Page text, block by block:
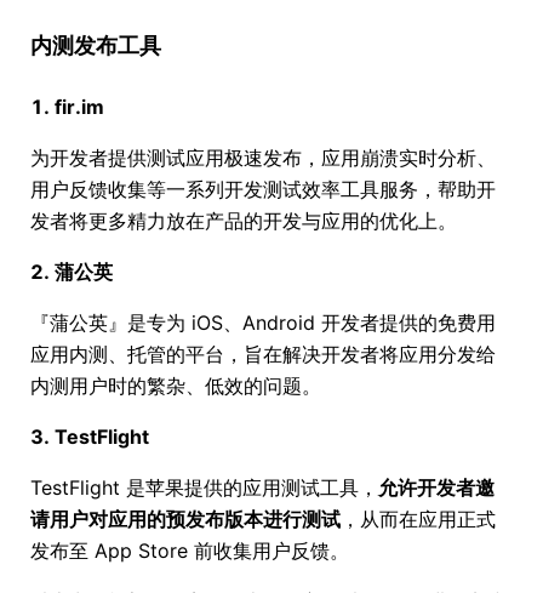
内测发布工具
1. fir.im
为开发者提供测试应用极速发布，应用崩溃实时分析、
用户反馈收集等一系列开发测试效率工具服务，帮助开
发者将更多精力放在产品的开发与应用的优化上。
2. 蒲公英
『蒲公英』是专为 iOS、Android 开发者提供的免费用
应用内测、托管的平台，旨在解决开发者将应用分发给
内测用户时的繁杂、低效的问题。
3. TestFlight
TestFlight 是苹果提供的应用测试工具， 允许开发者邀
请用户对应用的预发布版本进行测试 ，从而在应用正式
发布至 App Store 前收集用户反馈。